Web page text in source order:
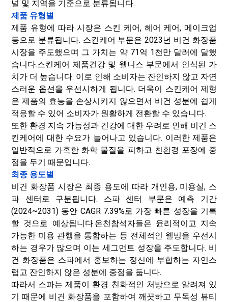
널 및 지역을 기준으로 분류됩니다.
제품 유형별
제품 유형에 따라 시장은 스킨 케어, 헤어 케어, 메이크업
등으로 분류됩니다. 스킨케어 부문은 2023년 비건 화장품
시장을 주도했으며 그 가치는 약 71억 1천만 달러에 달했
습니다.스킨케어 제품건강 및 웰니스 부문에서 인식된 가
치가 더 높습니다. 이로 인해 소비자는 잔인하지 않고 자연
스러운 옵션을 우선시하게 됩니다. 더욱이 스킨케어 제형
은 제품의 효능을 손상시키지 않으면서 비건 성분에 쉽게
적응할 수 있어 소비자가 원활하게 전환할 수 있습니다.
또한 환경 지속 가능성과 건강에 대한 우려로 인해 비건 스
킨케어에 대한 수요가 늘어나고 있습니다. 이러한 제품은
일반적으로 가혹한 화학 물질을 피하고 친환경 포장에 중
점을 두기 때문입니다.
최종 용도별
비건 화장품 시장은 최종 용도에 따라 개인용, 미용실, 스
파 센터로 구분됩니다. 스파 센터 부문은 예측 기간
(2024~2031) 동안 CAGR 7.39%로 가장 빠른 성장을 기록
할 것으로 예상됩니다.온천참석자들은 윤리적이고 지속
가능한 미용 관행을 통합하는 등 전체적인 웰빙을 우선시
하는 경우가 많으며 이는 세그먼트 성장을 주도합니다. 비
건 화장품은 스파에서 홍보하는 정신에 부합하는 자연스
럽고 잔인하지 않은 성분에 중점을 둡니다.
따라서 스파는 제품이 환경 친화적인 처방으로 알려져 있
기 때문에 비건 화장품을 포함하여 깨끗하고 무독성 뷰티